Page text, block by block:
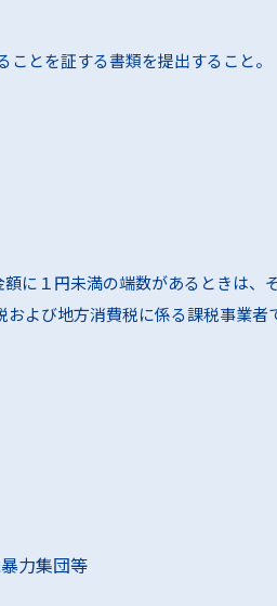
とを証する書類を提出すること。
に１円未満の端数があるときは、
よび地方消費税に係る課税事業者
力集団等